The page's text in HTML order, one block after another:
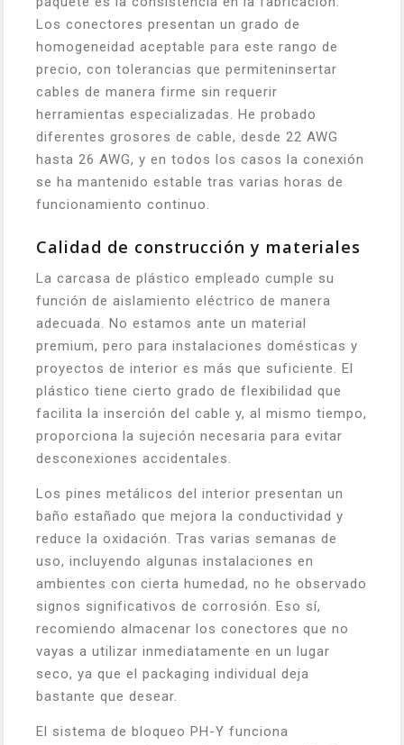
Los conectores presentan un grado de
homogeneidad aceptable para este rango de
precio, con tolerancias que permiteninsertar
cables de manera firme sin requerir
herramientas especializadas. He probado
diferentes grosores de cable, desde 22 AWG
hasta 26 AWG, y en todos los casos la conexión
se ha mantenido estable tras varias horas de
funcionamiento continuo.
Calidad de construcción y materiales
La carcasa de plástico empleado cumple su
función de aislamiento eléctrico de manera
adecuada. No estamos ante un material
premium, pero para instalaciones domésticas y
proyectos de interior es más que suficiente. El
plástico tiene cierto grado de flexibilidad que
facilita la inserción del cable y, al mismo tiempo,
proporciona la sujeción necesaria para evitar
desconexiones accidentales.
Los pines metálicos del interior presentan un
baño estañado que mejora la conductividad y
reduce la oxidación. Tras varias semanas de
uso, incluyendo algunas instalaciones en
ambientes con cierta humedad, no he observado
signos significativos de corrosión. Eso sí,
recomiendo almacenar los conectores que no
vayas a utilizar inmediatamente en un lugar
seco, ya que el packaging individual deja
bastante que desear.
El sistema de bloqueo PH-Y funciona